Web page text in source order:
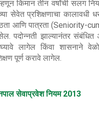
किमान तीन वर्षांची सलग
सेवेत प्रशिक्षणाचा कालावधी
आणि पात्रता (Seniority-
पदोन्नती झाल्यानंतर संबंधित
घ्यावे लागेल किंवा शासनाने
पूर्ण करावे लागेल.
सेवाप्रवेश नियम 2013